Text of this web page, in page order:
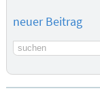
neuer Beitrag
Suchbegriff